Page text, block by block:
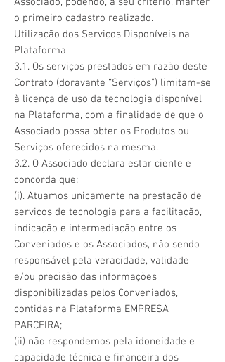
o primeiro cadastro realizado.
Utilização dos Serviços Disponíveis na
Plataforma
3.1. Os serviços prestados em razão deste
Contrato (doravante “Serviços”) limitam-se
à licença de uso da tecnologia disponível
na Plataforma, com a finalidade de que o
Associado possa obter os Produtos ou
Serviços oferecidos na mesma.
3.2. O Associado declara estar ciente e
concorda que:
(i). Atuamos unicamente na prestação de
serviços de tecnologia para a facilitação,
indicação e intermediação entre os
Conveniados e os Associados, não sendo
responsável pela veracidade, validade
e/ou precisão das informações
disponibilizadas pelos Conveniados,
contidas na Plataforma EMPRESA
PARCEIRA;
(ii) não respondemos pela idoneidade e
capacidade técnica e financeira dos